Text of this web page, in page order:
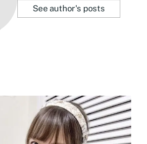
See author's posts